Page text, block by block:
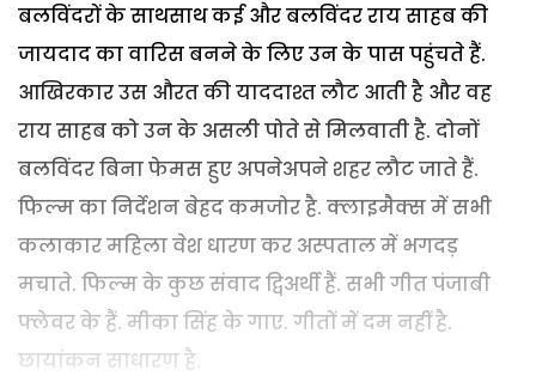
बलविंदरों के साथसाथ कई और बलविंदर राय साहब की
जायदाद का वारिस बनने के लिए उन के पास पहुंचते हैं.
आखिरकार उस औरत की याददाश्त लौट आती है और वह
राय साहब को उन के असली पोते से मिलवाती है. दोनों
बलविंदर बिना फेमस हुए अपनेअपने शहर लौट जाते हैं.
फिल्म का निर्देशन बेहद कमजोर है. क्लाइमैक्स में सभी
कलाकार महिला वेश धारण कर अस्पताल में भगदड़
मचाते. फिल्म के कुछ संवाद द्विअर्थी हैं. सभी गीत पंजाबी
फ्लेवर के हैं. मीका सिंह के गाए. गीतों में दम नहीं है.
छायांकन साधारण है.